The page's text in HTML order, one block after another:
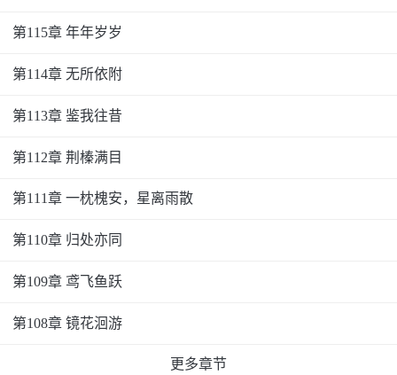
第115章 年年岁岁
第114章 无所依附
第113章 鉴我往昔
第112章 荆榛满目
第111章 一枕槐安，星离雨散
第110章 归处亦同
第109章 鸢飞鱼跃
第108章 镜花洄游
更多章节